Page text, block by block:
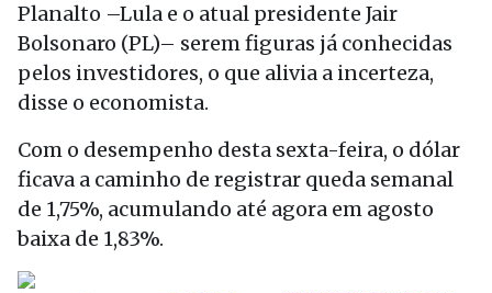
Planalto –Lula e o atual presidente Jair
Bolsonaro (PL)– serem figuras já conhecidas
pelos investidores, o que alivia a incerteza,
disse o economista.
Com o desempenho desta sexta-feira, o dólar
ficava a caminho de registrar queda semanal
de 1,75%, acumulando até agora em agosto
baixa de 1,83%.